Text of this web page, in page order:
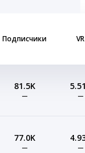
Подписчики VR
81.5K
— —
77.0K
— —